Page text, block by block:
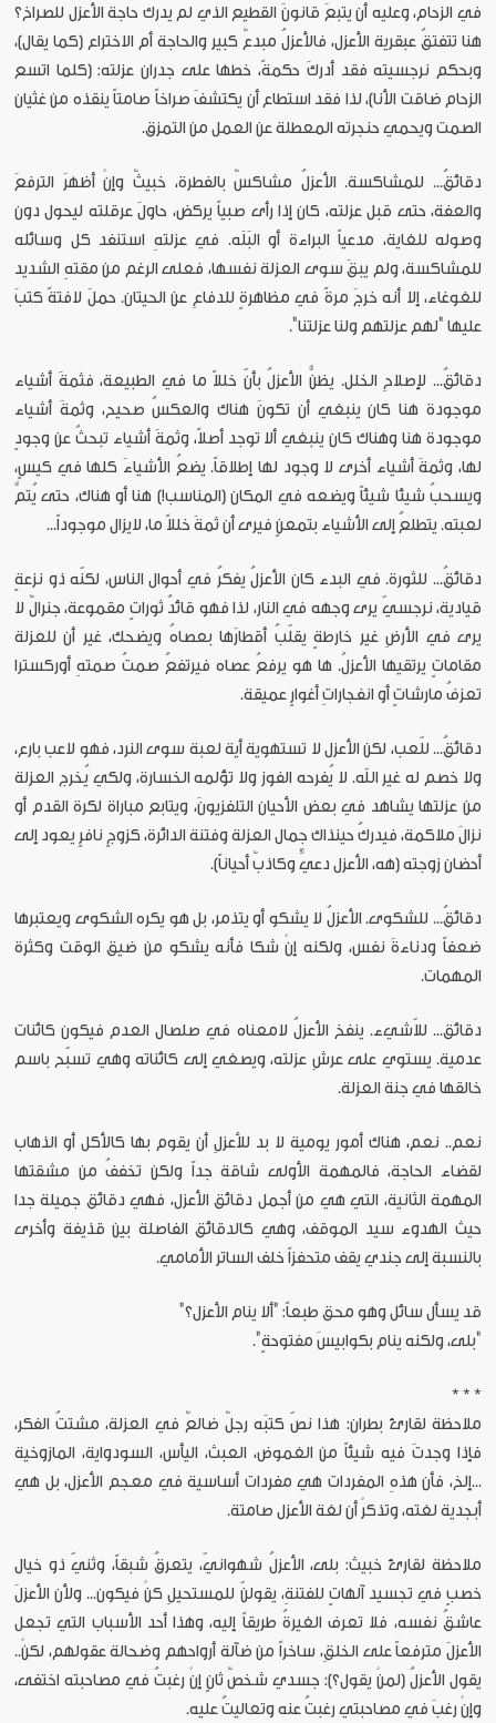
في الزحام، وعليه أن يتبعَ قانونَ القطيع الذي لم يدرك حاجة الأعزل للصراخ؟
هنا تتفتقُ عبقرية الأعزل، فالأعزلُ مبدعٌ كبير والحاجة أم الاختراع (كما يقال)،
وبحكم نرجسيته فقد أدركَ حكمةً، خطها على جدران عزلته: (كلما اتسع
الزحام ضاقت الأنا)، لذا فقد استطاع أن يكتشفَ صراخاً صامتاً ينقذه من غثيان
الصمت ويحمي حنجرته المعطلة عن العمل من التمزق.
دقائقُ... للمشاكسة. الأعزلُ مشاكسٌ بالفطرة، خبيثٌ وإنْ أظهرَ الترفعَ
والعفة، حتى قبل عزلته، كان إذا رأى صبياً يركض، حاولَ عرقلته ليحول دون
وصوله للغاية، مدعياً البراءة أو البَلَه. في عزلتهِ استنفد كل وسائله
للمشاكسة، ولم يبقَ سوى العزلة نفسها، فعلى الرغم من مقتهِ الشديد
للغوغاء، إلا أنه خرجَ مرةً في مظاهرةٍ للدفاعِ عن الحيتان. حملَ لافتةً كتبَ
عليها "لهم عزلتهم ولنا عزلتنا".
دقائقُ... لإصلاحِ الخلل. يظنُّ الأعزلُ بأنّ خللاً ما في الطبيعة، فثمةَ أشياء
موجودة هنا كان ينبغي أن تكونَ هناك والعكسُ صحيح، وثمةَ أشياء
موجودة هنا وهناك كان ينبغي ألا توجد أصلاً، وثمةَ أشياء تبحثُ عن وجودٍ
لها، وثمةَ أشياء أخرى لا وجود لها إطلاقاً. يضعُ الأشياءَ كلها في كيسٍ،
ويسحبُ شيئا شيئاً ويضعه في المكان (المناسب!) هنا أو هناك، حتى يُتمَّ
لعبته. يتطلعُ إلى الأشياء بتمعنٍ فيرى أن ثمةَ خللاً ما، لايزال موجوداً...
دقائقُ... للثورة. في البدء كان الأعزلُ يفكرُ في أحوال الناس، لكنّه ذو نزعةٍ
قيادية، نرجسيّ يرى وجهه في النار، لذا فهو قائدُ ثوراتٍ مقموعة، جنرالٌ لا
يرى في الأرضِ غير خارطةٍ يقلّبُ أقطارَها بعصاهُ ويضحك، غير أن للعزلة
مقاماتٍ يرتقيها الأعزلُ. ها هو يرفعُ عصاه فيرتفعُ صمتُ صمتهِ أوركسترا
تعزفُ مارشاتٍ أو انفجاراتِ أغوارٍ عميقة.
دقائقُ... للّعب، لكن الأعزل لا تستهوية أية لعبة سوى النرد، فهو لاعب بارع،
ولا خصم له غير الله. لا يُفرحه الفوز ولا تؤلمه الخسارة، ولكي يُخرج العزلة
من عزلتها يشاهد في بعض الأحيان التلفزيونَ، ويتابع مباراة لكرة القدم أو
نزالَ ملاكمة، فيدركُ حينذاك جمال العزلة وفتنة الدائرة، كزوجٍ نافرٍ يعود إلى
أحضان زوجته (هه، الأعزل دعيٌّ وكاذبٌ أحياناً).
دقائقُ... للشكوى. الأعزلُ لا يشكو أو يتذمر، بل هو يكره الشكوى ويعتبرها
ضعفاً ودناءةَ نفس، ولكنه إنْ شكا فأنه يشكو من ضيق الوقت وكثرة
المهمات.
دقائق... للاّشيء. ينفخ الأعزلُ لامعناه في صلصال العدم فيكون كائنات
عدمية. يستوي على عرشِ عزلته، ويصغي إلى كائناته وهي تسبّح باسم
خالقها في جنة العزلة.
نعم.. نعم، هناك أمور يومية لا بد للأعزلِ أن يقوم بها كالأكل أو الذهاب
لقضاء الحاجة، فالمهمة الأولى شاقة جداً ولكن تخففُ من مشقتها
المهمة الثانية، التي هي من أجمل دقائق الأعزل، فهي دقائق جميلة جدا
حيث الهدوء سيد الموقف، وهي كالدقائق الفاصلة بين قذيفة وأخرى
بالنسبة إلى جندي يقف متحفزاً خلف الساتر الأمامي.
قد يسأل سائل وهو محق طبعاً: "ألا ينام الأعزل؟"
"بلى، ولكنه ينام بكوابيسَ مفتوحةٍ".
* * *
ملاحظة لقارئ بطران: هذا نصّ كتبَه رجلٌ ضالعٌ في العزلة، مشتتُ الفكر،
فإذا وجدتَ فيه شيئاً من الغموض، العبث، اليأس، السودواية، المازوخية
...إلخ، فأن هذهِ المفردات هي مفردات أساسية في معجم الأعزل، بل هي
أبجدية لغته، وتذكرْ أن لغة الأعزل صامتة.
ملاحظة لقارئ خبيث: بلى، الأعزلُ شهوانيّ، يتعرقُ شبقاً، وثنيّ ذو خيال
خصبٍ في تجسيد آلهاتٍ للفتنةِ، يقولنّ للمستحيلِ كنْ فيكون... ولأن الأعزلَ
عاشقُ نفسه، فلا تعرف الغيرةُ طريقاً إليه، وهذا أحد الأسباب التي تجعل
الأعزلَ مترفعاً على الخلقِ، ساخراً من ضآلة أرواحهم وضحالة عقولهم، لكنْ..
يقول الأعزلُ (لمنْ يقول؟): جسدي شخصٌ ثانٍ إنْ رغبتُ في مصاحبته اختفى،
وإنْ رغبَ في مصاحبتي رغبتُ عنه وتعاليتُ عليه.